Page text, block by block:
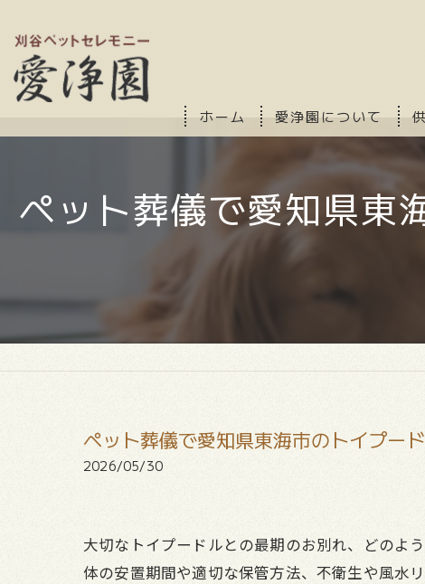
ホーム 愛浄園について
ペット葬儀で愛知県東
ペット葬儀で愛知県東海市のトイプー
2026/05/30
大切なトイプードルとの最期のお別れ、どのよ
体の安置期間や適切な保管方法、不衛生や風水